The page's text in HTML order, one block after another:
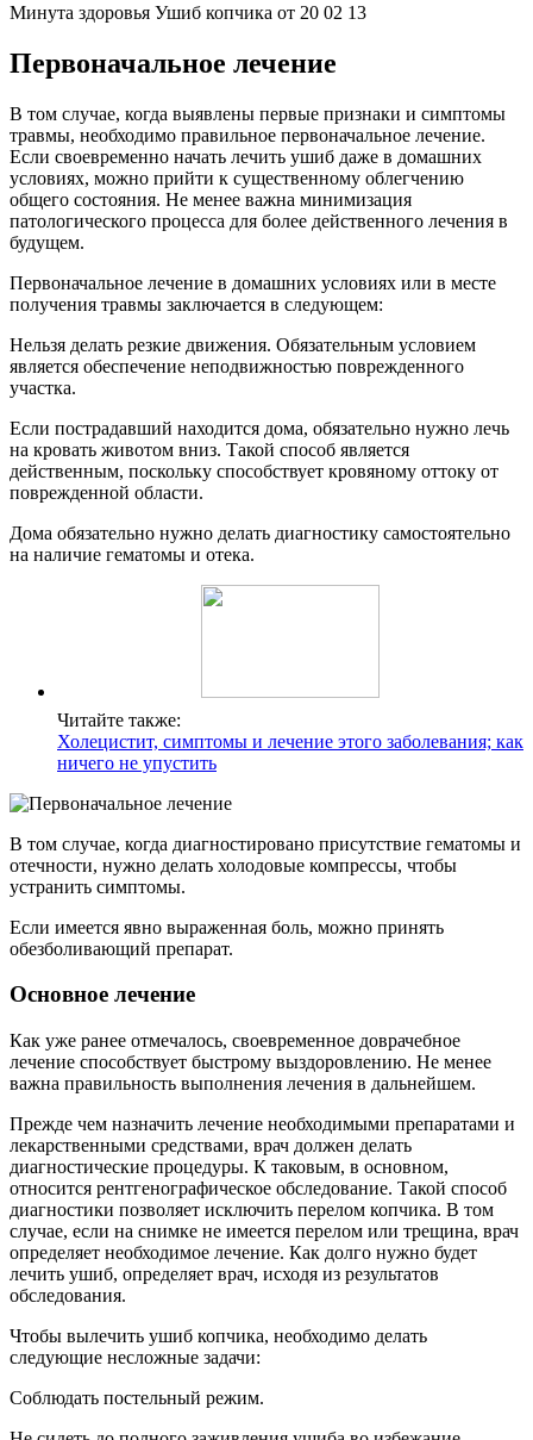
Минута здоровья Ушиб копчика от 20 02 13
Первоначальное лечение
В том случае, когда выявлены первые признаки и симптомы
травмы, необходимо правильное первоначальное лечение.
Если своевременно начать лечить ушиб даже в домашних
условиях, можно прийти к существенному облегчению
общего состояния. Не менее важна минимизация
патологического процесса для более действенного лечения в
будущем.
Первоначальное лечение в домашних условиях или в месте
получения травмы заключается в следующем:
Нельзя делать резкие движения. Обязательным условием
является обеспечение неподвижностью поврежденного
участка.
Если пострадавший находится дома, обязательно нужно лечь
на кровать животом вниз. Такой способ является
действенным, поскольку способствует кровяному оттоку от
поврежденной области.
Дома обязательно нужно делать диагностику самостоятельно
на наличие гематомы и отека.
Читайте также:
Холецистит, симптомы и лечение этого заболевания; как
ничего не упустить
В том случае, когда диагностировано присутствие гематомы и
отечности, нужно делать холодовые компрессы, чтобы
устранить симптомы.
Если имеется явно выраженная боль, можно принять
обезболивающий препарат.
Основное лечение
Как уже ранее отмечалось, своевременное доврачебное
лечение способствует быстрому выздоровлению. Не менее
важна правильность выполнения лечения в дальнейшем.
Прежде чем назначить лечение необходимыми препаратами и
лекарственными средствами, врач должен делать
диагностические процедуры. К таковым, в основном,
относится рентгенографическое обследование. Такой способ
диагностики позволяет исключить перелом копчика. В том
случае, если на снимке не имеется перелом или трещина, врач
определяет необходимое лечение. Как долго нужно будет
лечить ушиб, определяет врач, исходя из результатов
обследования.
Чтобы вылечить ушиб копчика, необходимо делать
следующие несложные задачи:
Соблюдать постельный режим.